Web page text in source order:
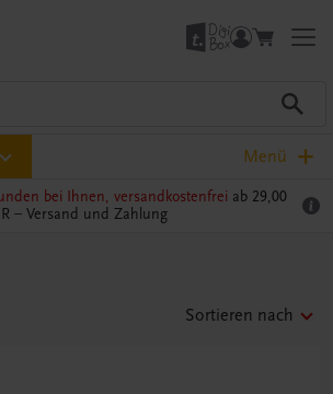
Menü
bei Ihnen, versandkostenfrei ab 29,00
– Versand und Zahlung
Sortieren nach